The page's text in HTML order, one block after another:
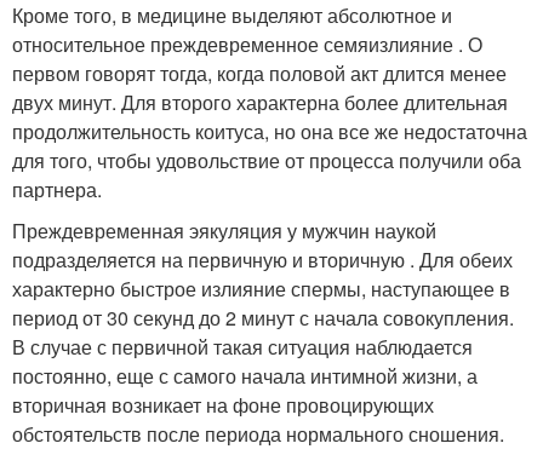
Кроме того, в медицине выделяют абсолютное и
относительное преждевременное семяизлияние . О
первом говорят тогда, когда половой акт длится менее
двух минут. Для второго характерна более длительная
продолжительность коитуса, но она все же недостаточна
для того, чтобы удовольствие от процесса получили оба
партнера.
Преждевременная эякуляция у мужчин наукой
подразделяется на первичную и вторичную . Для обеих
характерно быстрое излияние спермы, наступающее в
период от 30 секунд до 2 минут с начала совокупления.
В случае с первичной такая ситуация наблюдается
постоянно, еще с самого начала интимной жизни, а
вторичная возникает на фоне провоцирующих
обстоятельств после периода нормального сношения.